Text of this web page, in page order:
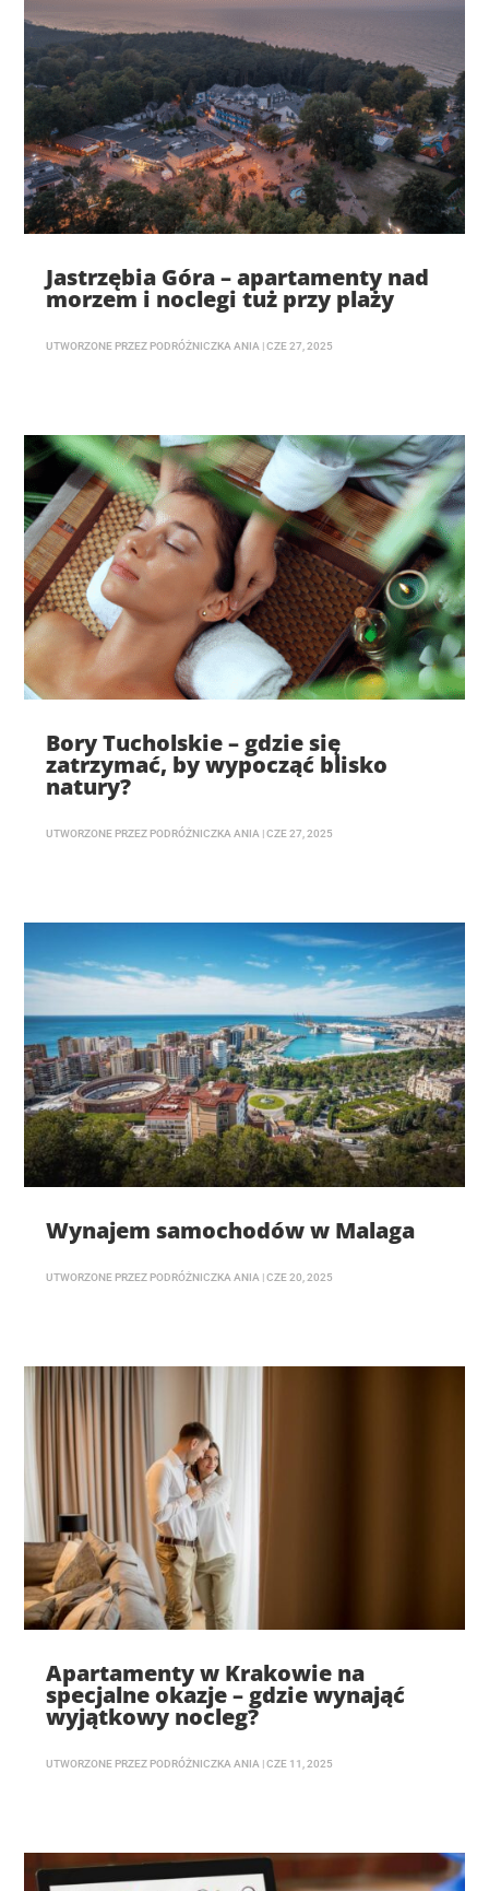
Jastrzębia Góra – apartamenty nad
morzem i noclegi tuż przy plaży
UTWORZONE PRZEZ PODRÓŻNICZKA ANIA |CZE 27, 2025
Bory Tucholskie – gdzie się
zatrzymać, by wypocząć blisko
natury?
UTWORZONE PRZEZ PODRÓŻNICZKA ANIA |CZE 27, 2025
Wynajem samochodów w Malaga
UTWORZONE PRZEZ PODRÓŻNICZKA ANIA |CZE 20, 2025
Apartamenty w Krakowie na
specjalne okazje – gdzie wynająć
wyjątkowy nocleg?
UTWORZONE PRZEZ PODRÓŻNICZKA ANIA |CZE 11, 2025